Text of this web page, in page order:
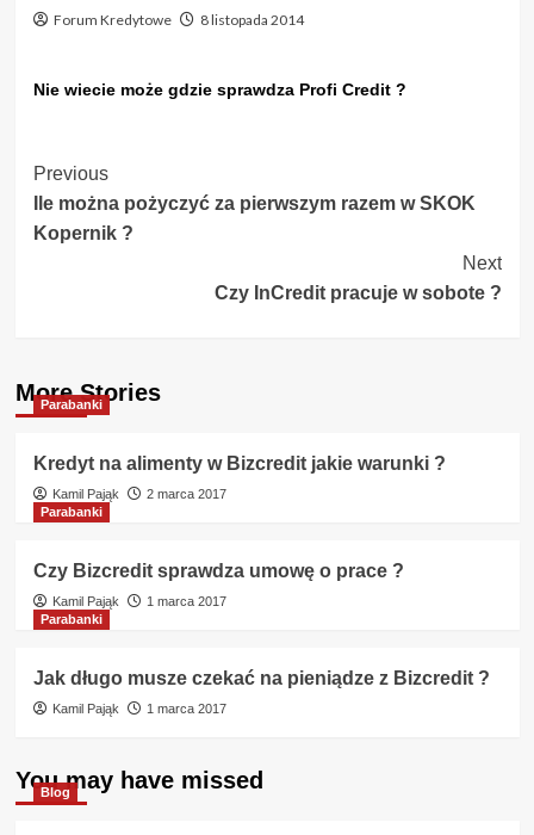
Forum Kredytowe 8 listopada 2014
Nie wiecie może gdzie sprawdza Profi Credit ?
Post
Navigation
Previous
Ile można pożyczyć za pierwszym razem w SKOK
Kopernik ?
Next
Czy InCredit pracuje w sobote ?
More Stories
Parabanki
Kredyt na alimenty w Bizcredit jakie warunki ?
Kamil Pająk
2 marca 2017
Parabanki
Czy Bizcredit sprawdza umowę o prace ?
Kamil Pająk
1 marca 2017
Parabanki
Jak długo musze czekać na pieniądze z Bizcredit ?
Kamil Pająk 1 marca 2017
You may have missed
Blog